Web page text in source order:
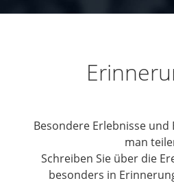
Besondere Erlebnisse
man
Schreiben Sie über die
besonders in